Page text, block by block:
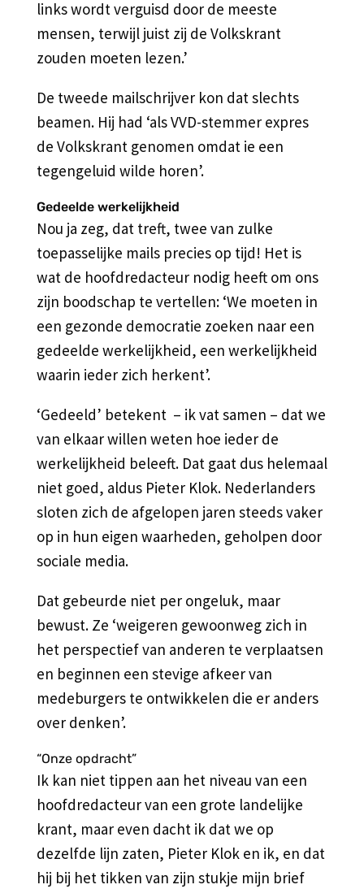
links wordt verguisd door de meeste
mensen, terwijl juist zij de Volkskrant
zouden moeten lezen.’
De tweede mailschrijver kon dat slechts
beamen. Hij had ‘als VVD-stemmer expres
de Volkskrant genomen omdat ie een
tegengeluid wilde horen’.
Gedeelde werkelijkheid
Nou ja zeg, dat treft, twee van zulke
toepasselijke mails precies op tijd! Het is
wat de hoofdredacteur nodig heeft om ons
zijn boodschap te vertellen: ‘We moeten in
een gezonde democratie zoeken naar een
gedeelde werkelijkheid, een werkelijkheid
waarin ieder zich herkent’.
‘Gedeeld’ betekent – ik vat samen – dat we
van elkaar willen weten hoe ieder de
werkelijkheid beleeft. Dat gaat dus helemaal
niet goed, aldus Pieter Klok. Nederlanders
sloten zich de afgelopen jaren steeds vaker
op in hun eigen waarheden, geholpen door
sociale media.
Dat gebeurde niet per ongeluk, maar
bewust. Ze ‘weigeren gewoonweg zich in
het perspectief van anderen te verplaatsen
en beginnen een stevige afkeer van
medeburgers te ontwikkelen die er anders
over denken’.
“Onze opdracht”
Ik kan niet tippen aan het niveau van een
hoofdredacteur van een grote landelijke
krant, maar even dacht ik dat we op
dezelfde lijn zaten, Pieter Klok en ik, en dat
hij bij het tikken van zijn stukje mijn brief